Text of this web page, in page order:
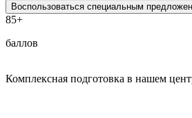
Воспользоваться специальным
85+
баллов
Комплексная подготовка в нашем